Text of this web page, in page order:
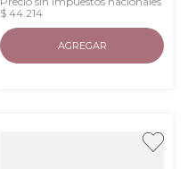
$ 44.214
AGREGAR